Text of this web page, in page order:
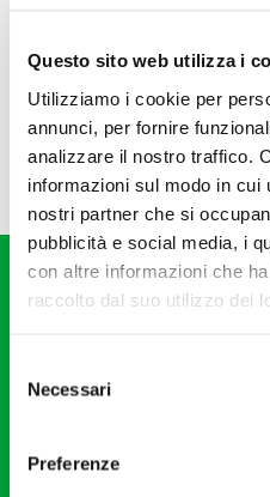
Questo sito web utilizza i
Utilizziamo i cookie per
annunci, per fornire
analizzare il nostro traffico.
informazioni sul modo in
nostri partner che si
pubblicità e social media, i
con altre informazioni che
raccolto dal suo utilizzo dei
delNecessari
Preferenze
20121 Milano